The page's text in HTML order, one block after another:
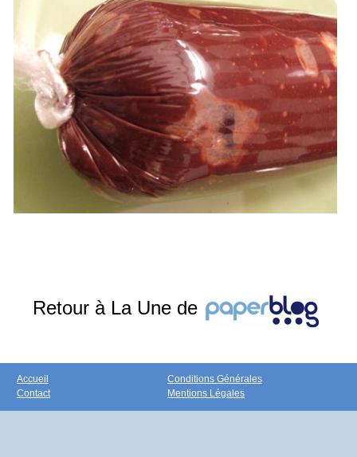
Retour à La Une de
Accueil
Contact
Conditions Générales
Mentions Légales